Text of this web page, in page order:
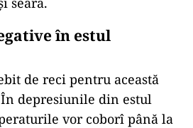
în estul
de reci pentru această
depresiunile din estul
vor coborî până la